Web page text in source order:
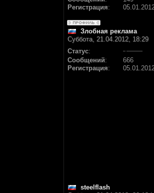
Регистрация:
Злобная реклама
Суббота, 21.04.2012, 18:29
Статус:
Сообщений:
666
Регистрация:
steelflash